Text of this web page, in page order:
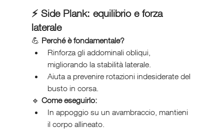
⚡ Side Plank: equilibrio e forza
laterale
💪 Perché è fondamentale?
Rinforza gli addominali obliqui,
migliorando la stabilità laterale.
Aiuta a prevenire rotazioni indesiderate del
busto in corsa.
🔹 Come eseguirlo:
In appoggio su un avambraccio, mantieni
il corpo allineato.